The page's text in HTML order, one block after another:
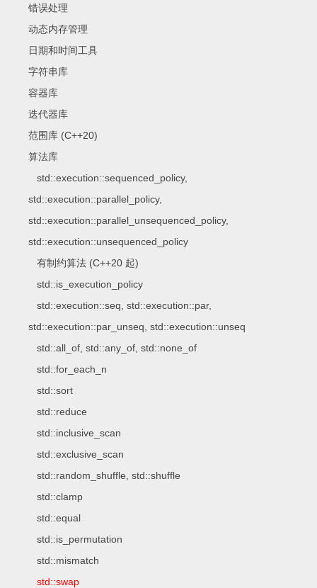
错误处理
动态内存管理
日期和时间工具
字符串库
容器库
迭代器库
范围库 (C++20)
算法库
std::execution::sequenced_policy,
std::execution::parallel_policy,
std::execution::parallel_unsequenced_policy,
std::execution::unsequenced_policy
有制约算法 (C++20 起)
std::is_execution_policy
std::execution::seq, std::execution::par,
std::execution::par_unseq, std::execution::unseq
std::all_of, std::any_of, std::none_of
std::for_each_n
std::sort
std::reduce
std::inclusive_scan
std::exclusive_scan
std::random_shuffle, std::shuffle
std::clamp
std::equal
std::is_permutation
std::mismatch
std::swap